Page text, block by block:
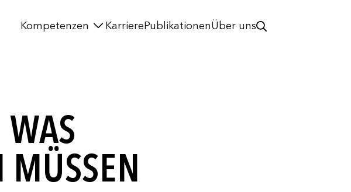
Kompetenzen KarrierePublikationenÜber uns
MÜSSEN